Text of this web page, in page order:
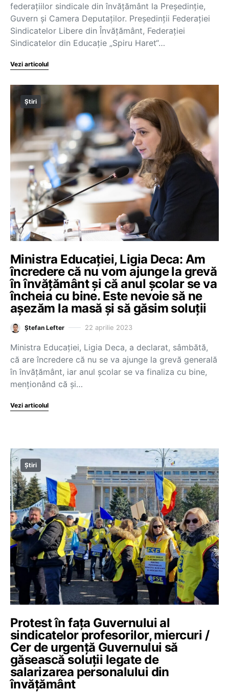
federațiilor sindicale din învățământ la Președinție,
Guvern și Camera Deputaților. Președinții Federației
Sindicatelor Libere din Învățământ, Federației
Sindicatelor din Educație „Spiru Haret“…
Vezi articolul
Știri
Ministra Educației, Ligia Deca: Am
încredere că nu vom ajunge la grevă
în învățământ și că anul școlar se va
încheia cu bine. Este nevoie să ne
așezăm la masă și să găsim soluții
Ștefan Lefter 22 aprilie 2023
Ministra Educaţiei, Ligia Deca, a declarat, sâmbătă,
că are încredere că nu se va ajunge la grevă generală
în învăţământ, iar anul şcolar se va finaliza cu bine,
menţionând că şi…
Vezi articolul
Știri
Protest în fața Guvernului al
sindicatelor profesorilor, miercuri /
Cer de urgență Guvernului să
găsească soluții legate de
salarizarea personalului din
învățământ